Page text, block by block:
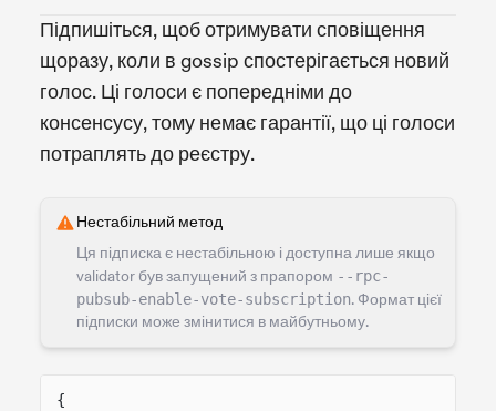
Підпишіться, щоб отримувати сповіщення
щоразу, коли в gossip спостерігається новий
голос. Ці голоси є попередніми до
консенсусу, тому немає гарантії, що ці голоси
потраплять до реєстру.
Нестабільний метод
Ця підписка є нестабільною і доступна лише якщо
validator був запущений з прапором --rpc-
pubsub-enable-vote-subscription. Формат цієї
підписки може змінитися в майбутньому.
{